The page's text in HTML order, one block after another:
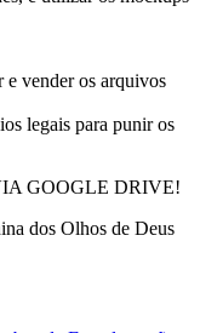
e vender os arquivos
legais para punir os
GOOGLE DRIVE!
dos Olhos de Deus